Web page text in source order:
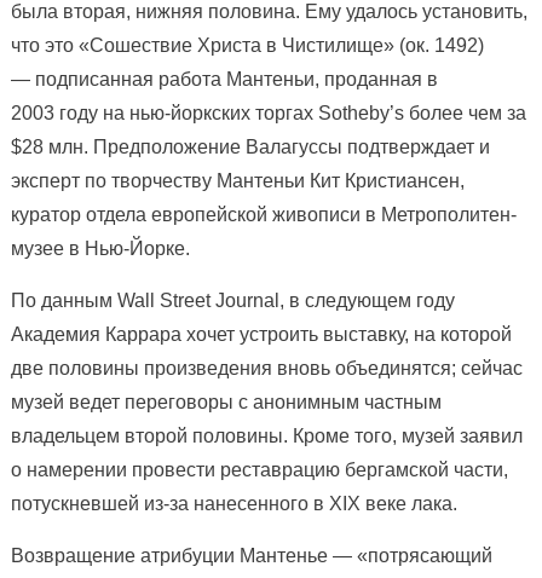
была вторая, нижняя половина. Ему удалось установить,
что это «Сошествие Христа в Чистилище» (ок. 1492)
— подписанная работа Мантеньи, проданная в
2003 году на нью-йоркских торгах Sotheby’s более чем за
$28 млн. Предположение Валагуссы подтверждает и
эксперт по творчеству Мантеньи Кит Кристиансен,
куратор отдела европейской живописи в Метрополитен-
музее в Нью-Йорке.
По данным Wall Street Journal, в следующем году
Академия Каррара хочет устроить выставку, на которой
две половины произведения вновь объединятся; сейчас
музей ведет переговоры с анонимным частным
владельцем второй половины. Кроме того, музей заявил
о намерении провести реставрацию бергамской части,
потускневшей из-за нанесенного в XIX веке лака.
Возвращение атрибуции Мантенье — «потрясающий